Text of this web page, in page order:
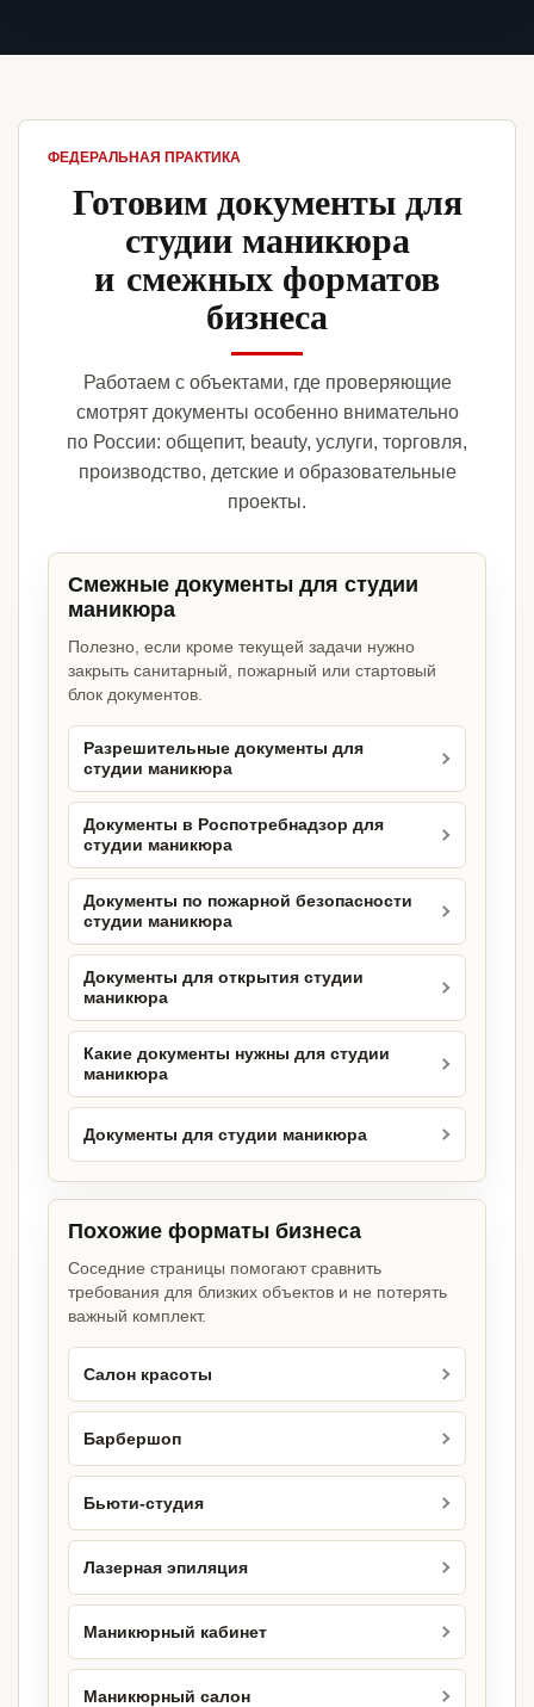
ФЕДЕРАЛЬНАЯ ПРАКТИКА
Готовим документы для
студии маникюра
и смежных форматов
бизнеса
Работаем с объектами, где проверяющие
смотрят документы особенно внимательно
по России: общепит, beauty, услуги, торговля,
производство, детские и образовательные
проекты.
Смежные документы для студии
маникюра
Полезно, если кроме текущей задачи нужно
закрыть санитарный, пожарный или стартовый
блок документов.
Разрешительные документы для
студии маникюра
Документы в Роспотребнадзор для
студии маникюра
Документы по пожарной безопасности
студии маникюра
Документы для открытия студии
маникюра
Какие документы нужны для студии
маникюра
Документы для студии маникюра
Похожие форматы бизнеса
Соседние страницы помогают сравнить
требования для близких объектов и не потерять
важный комплект.
Салон красоты
Барбершоп
Бьюти-студия
Лазерная эпиляция
Маникюрный кабинет
Маникюрный салон